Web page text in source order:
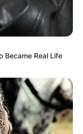
Became Real Life